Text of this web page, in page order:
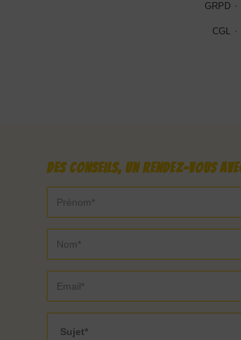
GRPD
CGL
Des conseils, un rendez-vous